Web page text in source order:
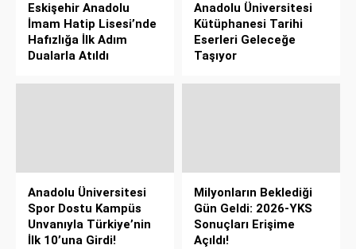
Eskişehir Anadolu
İmam Hatip Lisesi’nde
Hafızlığa İlk Adım
Dualarla Atıldı
Anadolu Üniversitesi
Kütüphanesi Tarihi
Eserleri Geleceğe
Taşıyor
Anadolu Üniversitesi
Spor Dostu Kampüs
Unvanıyla Türkiye’nin
İlk 10’una Girdi!
Milyonların Beklediği
Gün Geldi: 2026-YKS
Sonuçları Erişime
Açıldı!